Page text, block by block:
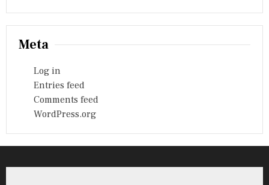
Meta
Log in
Entries feed
Comments feed
WordPress.org